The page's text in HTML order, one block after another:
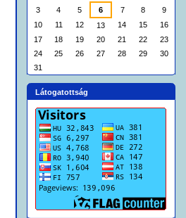
3
4 5 6 7 8
9
10
11 12 13 14 15
16
17
18 19 20 21 22
23
24
25 26 27 28 29
30
31
Látogatottság